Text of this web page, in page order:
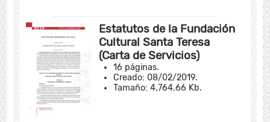
Estatutos de la Fundación
Cultural Santa Teresa
(Carta de Servicios)
16 páginas.
Creado: 08/02/2019.
Tamaño: 4,764.66 Kb.